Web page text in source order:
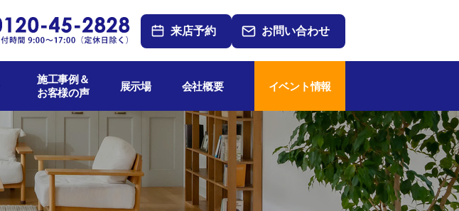
来店予約 お問い合わせ
施工事例＆
お客様の声
展示場 会社概要 イベント情報